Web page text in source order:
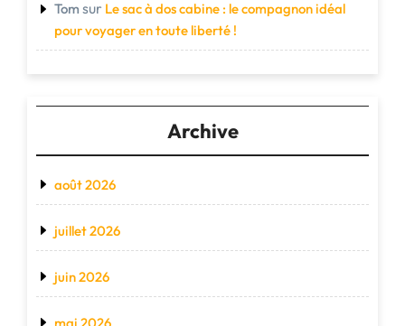
Tom sur Le sac à dos cabine : le compagnon idéal
pour voyager en toute liberté !
Archive
août 2026
juillet 2026
juin 2026